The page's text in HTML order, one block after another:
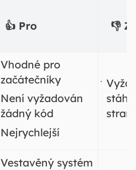
👍Pro 👎
Vhodné pro
začátečníky
Není vyžadován
žádný kód
Nejrychlejší
Vestavěný systém